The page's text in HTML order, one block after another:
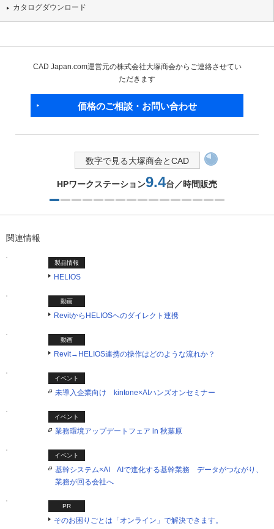
カタログダウンロード
CAD Japan.com運営元の株式会社大塚商会からご連絡させてい
ただきます
価格のご相談・お問い合わせ
数字で見る大塚商会とCAD
HPワークステーション9.4台／時間販売
関連情報
製品情報
HELIOS
動画
RevitからHELIOSへのダイレクト連携
動画
Revit→HELIOS連携の操作はどのような流れか？
イベント
未導入企業向け kintone×AIハンズオンセミナー
イベント
業務環境アップデートフェア in 秋葉原
イベント
基幹システム×AI AIで進化する基幹業務 データがつながり、
業務が回る会社へ
PR
そのお困りごとは「オンライン」で解決できます。